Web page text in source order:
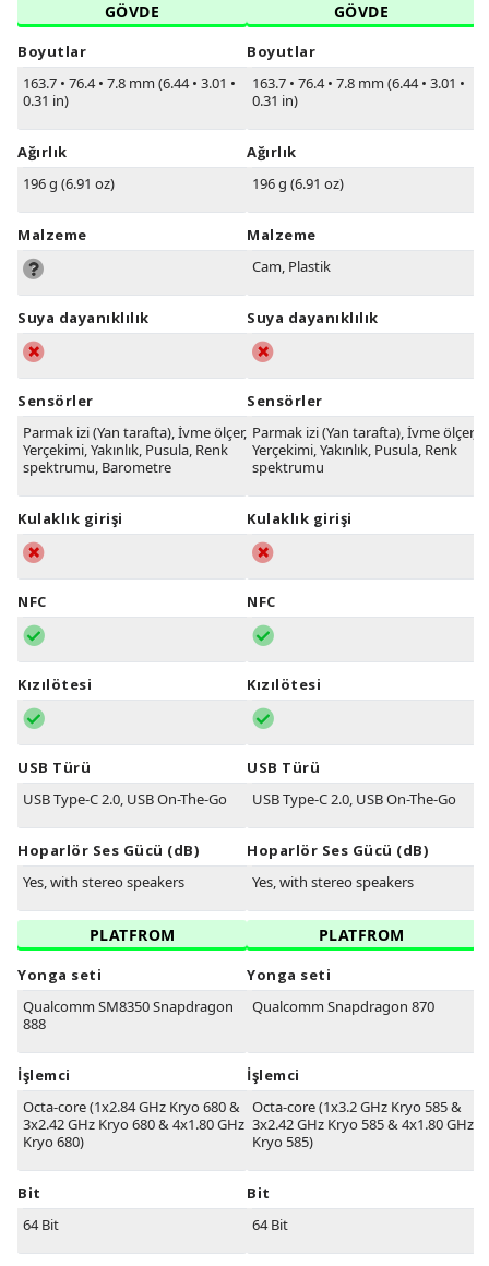
GÖVDE
Boyutlar
163.7 • 76.4• 7.8 mm (6.44• 3.01 •
0.31 in)
Ağırlık
196 g (6.91 oz)
Malzeme
Suya dayanıklılık
Sensörler
Parmak izi (Yan tarafta), İvme ölçer,
Yerçekimi, Yakınlık, Pusula, Renk
spektrumu, Barometre
Kulaklık girişi
NFC
Kızılötesi
USB Türü
USB Type-C 2.0, USB On-The-Go
Hoparlör Ses Gücü (dB)
Yes, with stereo speakers
PLATFROM
Yonga seti
Qualcomm SM8350 Snapdragon
888
İşlemci
Octa-core (1x2.84 GHz Kryo 680 &
3x2.42 GHz Kryo 680 & 4x1.80 GHz
Kryo 680)
Bit
64 Bit
GÖVDE
Boyutlar
163.7 • 76.4• 7.8 mm (6.44• 3.01 •
0.31 in)
Ağırlık
196 g (6.91 oz)
Malzeme
Cam, Plastik
Suya dayanıklılık
Sensörler
Parmak izi (Yan tarafta), İvme ölçer,
Yerçekimi, Yakınlık, Pusula, Renk
spektrumu
Kulaklık girişi
NFC
Kızılötesi
USB Türü
USB Type-C 2.0, USB On-The-Go
Hoparlör Ses Gücü (dB)
Yes, with stereo speakers
PLATFROM
Yonga seti
Qualcomm Snapdragon 870
İşlemci
Octa-core (1x3.2 GHz Kryo 585 &
3x2.42 GHz Kryo 585 & 4x1.80 GHz
Kryo 585)
Bit
64 Bit